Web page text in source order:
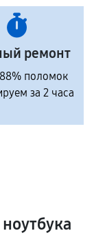
ремонт
поломок
за 2 часа